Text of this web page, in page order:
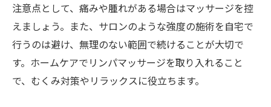
注意点として、痛みや腫れがある場合はマッサージを控
えましょう。また、サロンのような強度の施術を自宅で
行うのは避け、無理のない範囲で続けることが大切で
す。ホームケアでリンパマッサージを取り入れること
で、むくみ対策やリラックスに役立ちます。